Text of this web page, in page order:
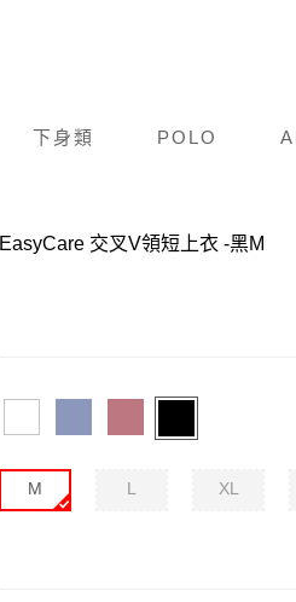
下身類 POLO
EasyCare 交叉V領短上衣 -黑M
M L XL